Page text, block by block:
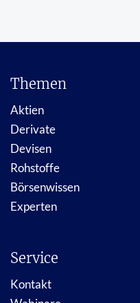
Themen
Aktien
Derivate
Devisen
Rohstoffe
Börsenwissen
Experten
Service
Kontakt